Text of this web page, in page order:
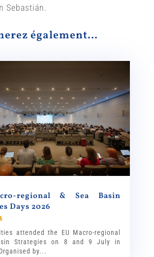
Sebastián.
également…
regional & Sea Basin
Days 2026
attended the EU Macro-regional
Strategies on 8 and 9 July in
by...